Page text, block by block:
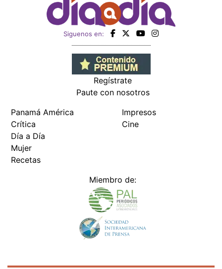
Siguenos en:
Regístrate
Paute con nosotros
Panamá América
Crítica
Día a Día
Mujer
Recetas
Impresos
Cine
Miembro de: